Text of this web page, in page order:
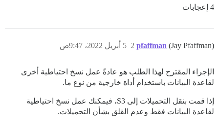
4 إعجابات
pfaffman (Jay Pfaffman) 5 أبريل 2022، 9:47ص 2
الإجراء المقترح لهذا الطلب هو عادةً عمل نسخ احتياطية أخرى
لقاعدة البيانات باستخدام أداة خارجية من نوع ما.
إذا قمت بنقل التحميلات إلى S3، فيمكنك عمل نسخ احتياطية
لقاعدة البيانات فقط وعدم القلق بشأن التحميلات.